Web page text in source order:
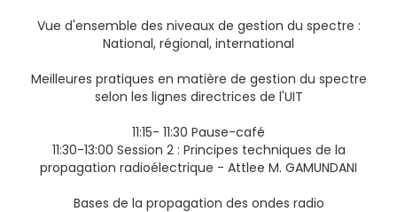
Vue d'ensemble des niveaux de gestion du spectre :
National, régional, international
Meilleures pratiques en matière de gestion du spectre
selon les lignes directrices de l'UIT
11:15- 11:30 Pause-café
11:30-13:00 Session 2 : Principes techniques de la
propagation radioélectrique - Attlee M. GAMUNDANI
Bases de la propagation des ondes radio